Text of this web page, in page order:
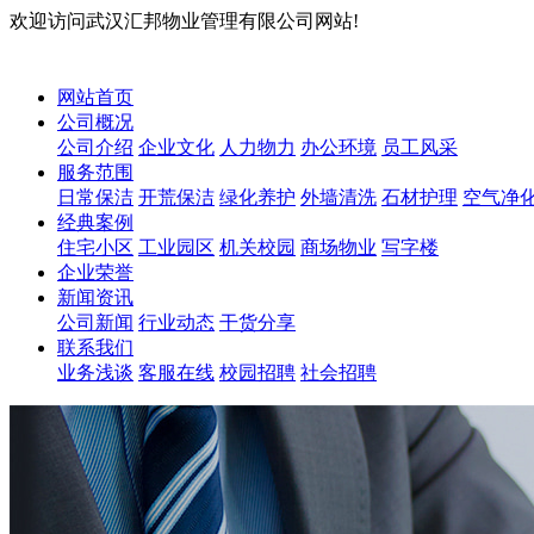
欢迎访问武汉汇邦物业管理有限公司网站!
网站首页
公司概况
公司介绍 企业文化 人力物力 办公环境 员工风采
服务范围
日常保洁 开荒保洁 绿化养护 外墙清洗 石材护理 空气净
经典案例
住宅小区 工业园区 机关校园 商场物业 写字楼
企业荣誉
新闻资讯
公司新闻 行业动态 干货分享
联系我们
业务浅谈 客服在线 校园招聘 社会招聘